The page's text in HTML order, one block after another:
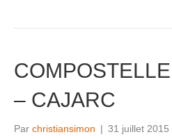
– CAJARC
Par christiansimon | 31 juillet 2015